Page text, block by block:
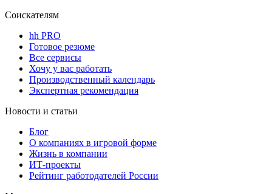
Соискателям
hh PRO
Готовое резюме
Все сервисы
Хочу у вас работать
Производственный календарь
Экспертная рекомендация
Новости и статьи
Блог
О компаниях в игровой форме
Жизнь в компании
ИТ-проекты
Рейтинг работодателей России